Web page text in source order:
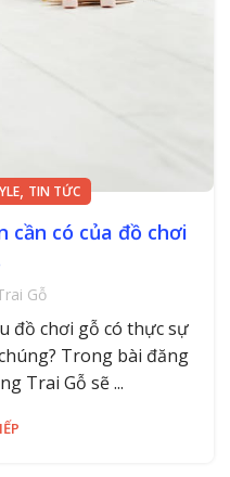
, TIN TỨC
cần có của đồ chơi
Gỗ
đồ chơi gỗ có thực sự
Trong bài đăng
Trai Gỗ sẽ ...